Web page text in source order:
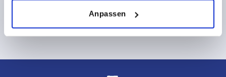
Anpassen